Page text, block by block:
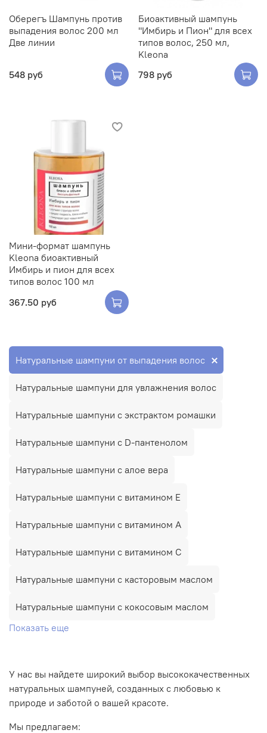
Оберегъ Шампунь против
выпадения волос 200 мл
Две линии
548 руб
Биоактивный шампунь
"Имбирь и Пион" для всех
типов волос, 250 мл,
Kleona
798 руб
Мини-формат шампунь
Kleona биоактивный
Имбирь и пион для всех
типов волос 100 мл
367.50 руб
Натуральные шампуни от выпадения волос
Натуральные шампуни для увлажнения волос
Натуральные шампуни с экстрактом ромашки
Натуральные шампуни с D-пантенолом
Натуральные шампуни с алое вера
Натуральные шампуни с витамином E
Натуральные шампуни с витамином А
Натуральные шампуни с витамином С
Натуральные шампуни с касторовым маслом
Натуральные шампуни с кокосовым маслом
Показать еще
У нас вы найдете широкий выбор высококачественных
натуральных шампуней, созданных с любовью к
природе и заботой о вашей красоте.
Мы предлагаем: